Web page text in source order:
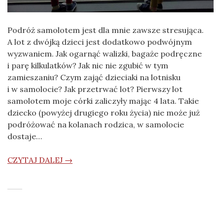
Podróż samolotem jest dla mnie zawsze stresująca.
A lot z dwójką dzieci jest dodatkowo podwójnym
wyzwaniem. Jak ogarnąć walizki, bagaże podręczne
i parę kilkulatków? Jak nic nie zgubić w tym
zamieszaniu? Czym zająć dzieciaki na lotnisku
i w samolocie? Jak przetrwać lot? Pierwszy lot
samolotem moje córki zaliczyły mając 4 lata. Takie
dziecko (powyżej drugiego roku życia) nie może już
podróżować na kolanach rodzica, w samolocie
dostaje…
CZYTAJ DALEJ →